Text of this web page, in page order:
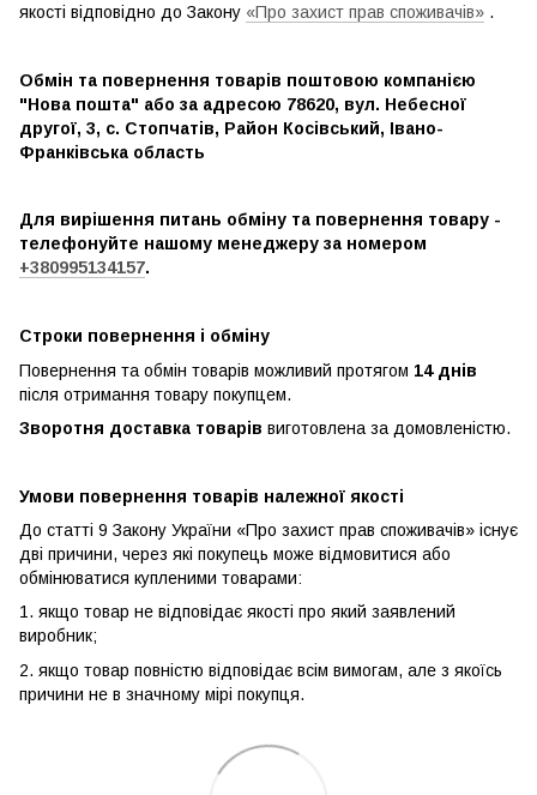
якості відповідно до Закону «Про захист прав споживачів» .
Обмін та повернення товарів поштовою компанією
"Нова пошта" або за адресою 78620, вул. Небесної
другої, 3, с. Стопчатів, Район Косівський, Івано-
Франківська область
Для вирішення питань обміну та повернення товару -
телефонуйте нашому менеджеру за номером
+380995134157.
Строки повернення і обміну
Повернення та обмін товарів можливий протягом 14 днів
після отримання товару покупцем.
Зворотня доставка товарів виготовлена ​​за домовленістю.
Умови повернення товарів належної якості
До статті 9 Закону України «Про захист прав споживачів» існує
дві причини, через які покупець може відмовитися або
обмінюватися купленими товарами:
1. якщо товар не відповідає якості про який заявлений
виробник;
2. якщо товар повністю відповідає всім вимогам, але з якоїсь
причини не в значному мірі покупця.